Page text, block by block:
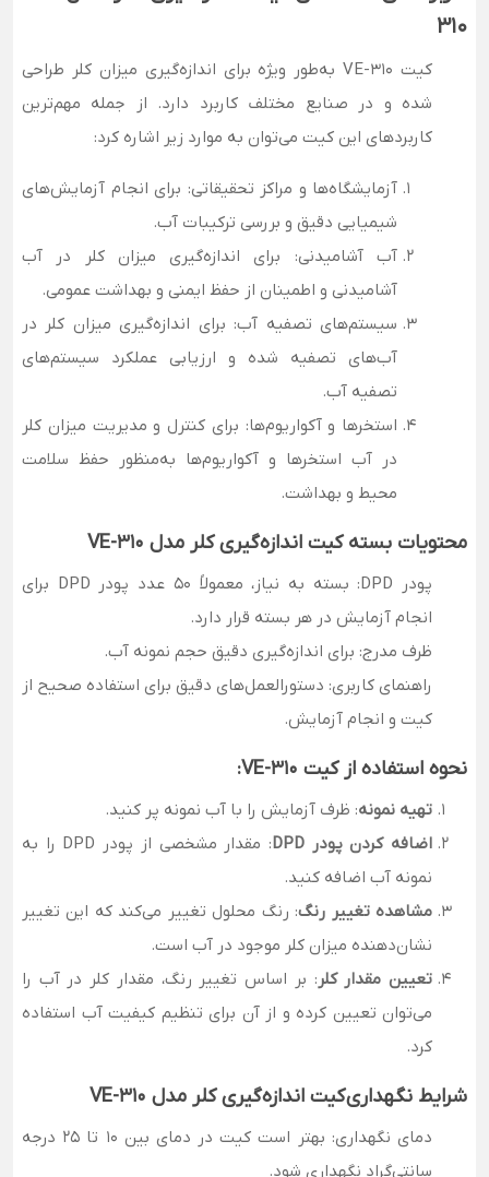
310
کیت VE-310 به‌طور ویژه برای اندازه‌گیری میزان کلر طراحی
شده و در صنایع مختلف کاربرد دارد. از جمله مهم‌ترین
کاربردهای این کیت می‌توان به موارد زیر اشاره کرد:
آزمایشگاه‌ها و مراکز تحقیقاتی: برای انجام آزمایش‌های
شیمیایی دقیق و بررسی ترکیبات آب.
آب آشامیدنی: برای اندازه‌گیری میزان کلر در آب
آشامیدنی و اطمینان از حفظ ایمنی و بهداشت عمومی.
سیستم‌های تصفیه آب: برای اندازه‌گیری میزان کلر در
آب‌های تصفیه شده و ارزیابی عملکرد سیستم‌های
تصفیه آب.
استخرها و آکواریوم‌ها: برای کنترل و مدیریت میزان کلر
در آب استخرها و آکواریوم‌ها به‌منظور حفظ سلامت
محیط و بهداشت.
محتویات بستهکیت اندازه‌گیری کلر مدل VE-310
پودر DPD:
بسته به نیاز، معمولاً 50 عدد پودر DPD برای
انجام آزمایش در هر بسته قرار دارد.
ظرف مدرج: برای اندازه‌گیری دقیق حجم نمونه آب.
راهنمای کاربری: دستورالعمل‌های دقیق برای استفاده صحیح از
کیت و انجام آزمایش.
نحوه استفاده از کیت VE-310:
تهیه نمونه: ظرف آزمایش را با آب نمونه پر کنید.
اضافه کردن پودر DPD
: مقدار مشخصی از پودر DPD را به
نمونه آب اضافه کنید.
مشاهده تغییر رنگ: رنگ محلول تغییر می‌کند که این تغییر
نشان‌دهنده میزان کلر موجود در آب است.
تعیین مقدار کلر : بر اساس تغییر رنگ، مقدار کلر در آب را
می‌توان تعیین کرده و از آن برای تنظیم کیفیت آب استفاده
کرد.
شرایط نگهداریکیت اندازه‌گیری کلر مدل VE-310
دمای نگهداری:
بهتر است کیت در دمای بین 10 تا 25 درجه
سانتی‌گراد نگهداری شود.